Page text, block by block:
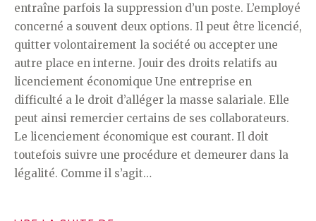
entraîne parfois la suppression d’un poste. L’employé
concerné a souvent deux options. Il peut être licencié,
quitter volontairement la société ou accepter une
autre place en interne. Jouir des droits relatifs au
licenciement économique Une entreprise en
difficulté a le droit d’alléger la masse salariale. Elle
peut ainsi remercier certains de ses collaborateurs.
Le licenciement économique est courant. Il doit
toutefois suivre une procédure et demeurer dans la
légalité. Comme il s’agit…